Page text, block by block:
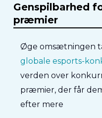
Genspilbarhed
præmier
Øge omsætningen
globale esports-
verden over
præmier, der får
efter mere